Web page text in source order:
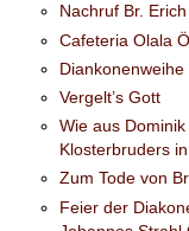
Nachruf Br.
Cafeteria Olala
Vergelt’s Gott
Wie aus
Klosterbruders
Zum Tode von
Feier der